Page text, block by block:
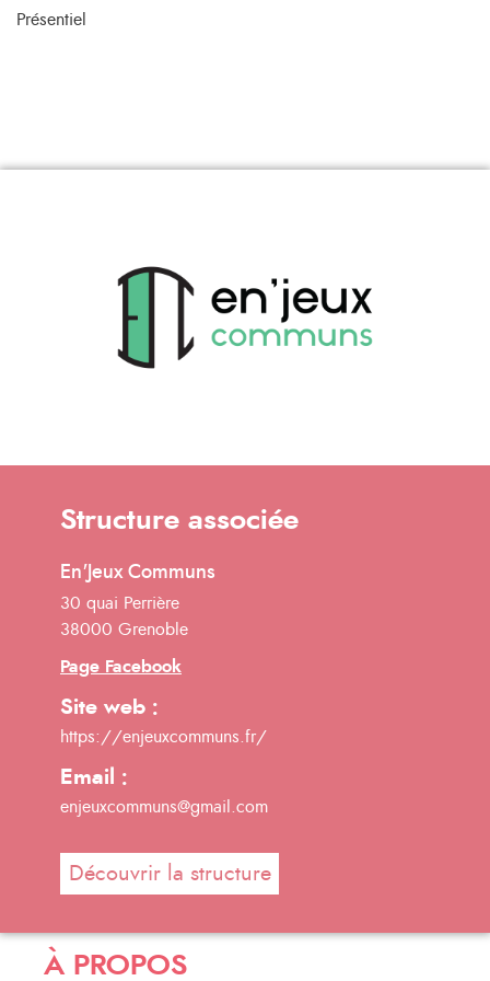
Présentiel
Structure associée
En'Jeux Communs
30 quai Perrière
38000 Grenoble
Page Facebook
Site web :
https://enjeuxcommuns.fr/
Email :
enjeuxcommuns@gmail.com
Découvrir la structure
À PROPOS